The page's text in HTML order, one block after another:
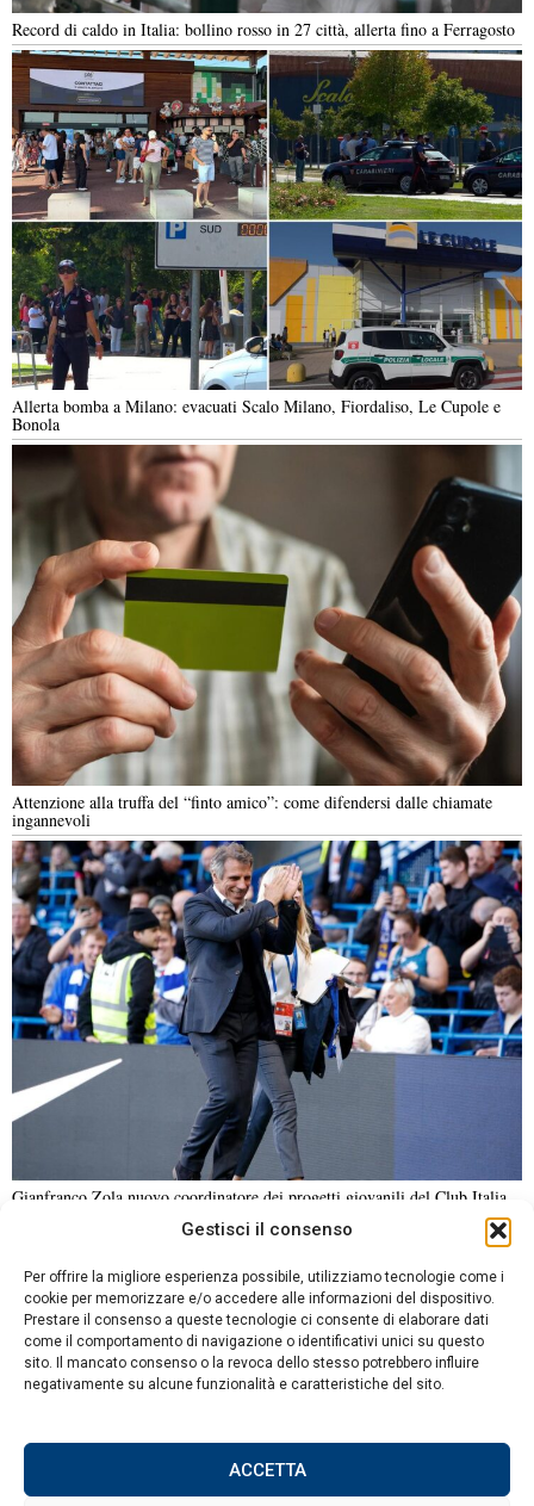
Gestisci il consenso
Per offrire la migliore esperienza possibile, utilizziamo tecnologie come i
cookie per memorizzare e/o accedere alle informazioni del dispositivo.
Prestare il consenso a queste tecnologie ci consente di elaborare dati
come il comportamento di navigazione o identificativi unici su questo
sito. Il mancato consenso o la revoca dello stesso potrebbero influire
negativamente su alcune funzionalità e caratteristiche del sito.
ACCETTA
Record di caldo in Italia: bollino rosso in 27 città, allerta fino a Ferragosto
Allerta bomba a Milano: evacuati Scalo Milano, Fiordaliso, Le Cupole e
Bonola
Attenzione alla truffa del “finto amico”: come difendersi dalle chiamate
ingannevoli
Gianfranco Zola nuovo coordinatore dei progetti giovanili del Club Italia
ANALISI E OPINIONI
SPORT CULTURA VIAGGI
Contatti
Informativa sulla privacy
DA NON PERDERE
Michigan, le sue posizioni
riguardo a Israele
suscitano dibattito